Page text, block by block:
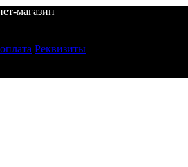
магазин
Реквизиты